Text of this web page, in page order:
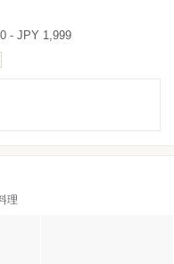
- JPY 1,999
理